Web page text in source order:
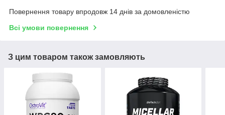
Повернення товару впродовж 14 днів за домовленістю
Всі умови повернення
З цим товаром також замовляють